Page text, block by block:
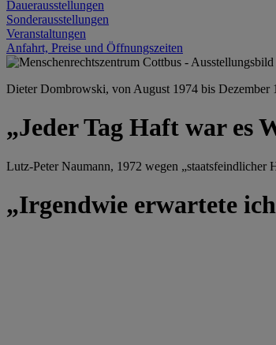
Dauerausstellungen
Sonderausstellungen
Veranstaltungen
Anfahrt, Preise und Öffnungszeiten
Dieter Dombrowski, von August 1974 bis
„Jeder Tag Haft war es
Lutz-Peter Naumann, 1972 wegen „staatsfeindlicher
„Irgendwie erwartete